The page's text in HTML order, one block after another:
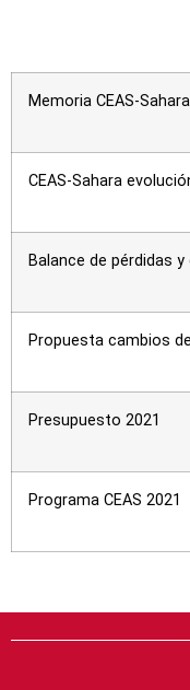
Memoria CEAS-
CEAS-Sahara
Balance de pérdidas
Propuesta cambios
Presupuesto 2021
Programa CEAS 2021